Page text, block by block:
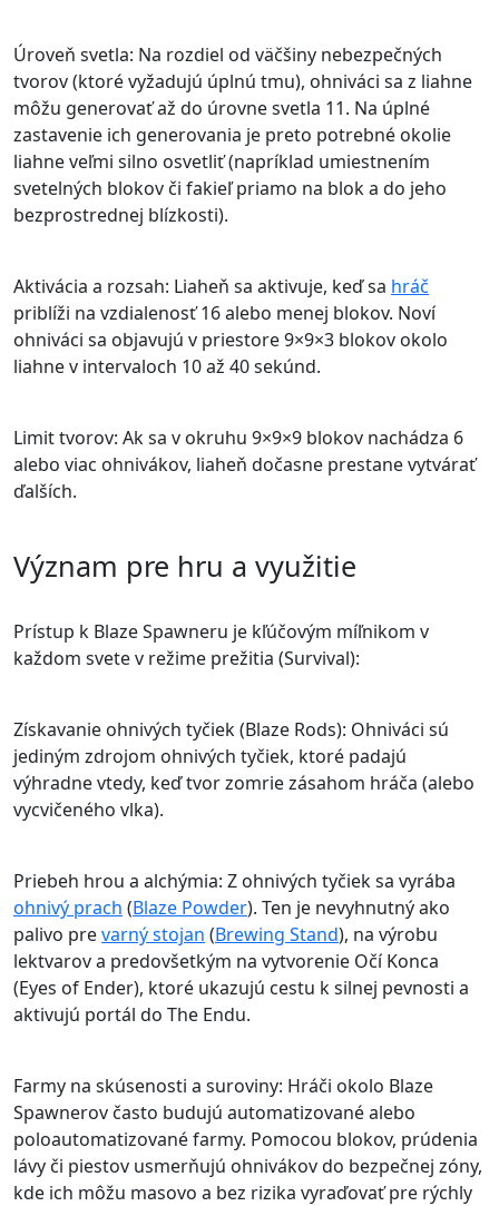
Úroveň svetla: Na rozdiel od väčšiny nebezpečných
tvorov (ktoré vyžadujú úplnú tmu), ohniváci sa z liahne
môžu generovať až do úrovne svetla 11. Na úplné
zastavenie ich generovania je preto potrebné okolie
liahne veľmi silno osvetliť (napríklad umiestnením
svetelných blokov či fakieľ priamo na blok a do jeho
bezprostrednej blízkosti).
Aktivácia a rozsah: Liaheň sa aktivuje, keď sa hráč
priblíži na vzdialenosť 16 alebo menej blokov. Noví
ohniváci sa objavujú v priestore 9×9×3 blokov okolo
liahne v intervaloch 10 až 40 sekúnd.
Limit tvorov: Ak sa v okruhu 9×9×9 blokov nachádza 6
alebo viac ohnivákov, liaheň dočasne prestane vytvárať
ďalších.
Význam pre hru a využitie
Prístup k Blaze Spawneru je kľúčovým míľnikom v
každom svete v režime prežitia (Survival):
Získavanie ohnivých tyčiek (Blaze Rods): Ohniváci sú
jediným zdrojom ohnivých tyčiek, ktoré padajú
výhradne vtedy, keď tvor zomrie zásahom hráča (alebo
vycvičeného vlka).
Priebeh hrou a alchýmia: Z ohnivých tyčiek sa vyrába
ohnivý prach (Blaze Powder). Ten je nevyhnutný ako
palivo prevarný stojan (Brewing Stand), na výrobu
lektvarov a predovšetkým na vytvorenie Očí Konca
(Eyes of Ender), ktoré ukazujú cestu k silnej pevnosti a
aktivujú portál do The Endu.
Farmy na skúsenosti a suroviny: Hráči okolo Blaze
Spawnerov často budujú automatizované alebo
poloautomatizované farmy. Pomocou blokov, prúdenia
lávy či piestov usmerňujú ohnivákov do bezpečnej zóny,
kde ich môžu masovo a bez rizika vyraďovať pre rýchly